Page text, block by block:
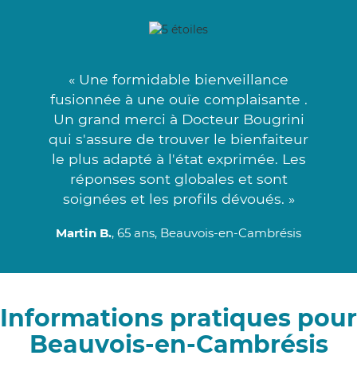
« Une formidable bienveillance
fusionnée à une ouïe complaisante .
Un grand merci à Docteur Bougrini
qui s'assure de trouver le bienfaiteur
le plus adapté à l'état exprimée. Les
réponses sont globales et sont
soignées et les profils dévoués. »
Martin B., 65 ans, Beauvois-en-Cambrésis
Informations pratiques pour
Beauvois-en-Cambrésis